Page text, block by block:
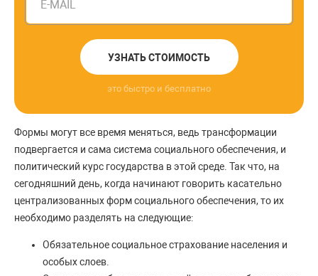
E-MAIL
УЗНАТЬ СТОИМОСТЬ
это быстро и бесплатно
Формы могут все время меняться, ведь трансформации
подвергается и сама система социального обеспечения, и
политический курс государства в этой среде. Так что, на
сегодняшний день, когда начинают говорить касательно
централизованных форм социального обеспечения, то их
необходимо разделять на следующие:
Обязательное социальное страхование населения и
особых слоев.